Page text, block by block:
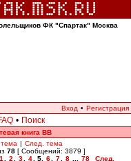
ФК "Спартак" Москва
Вход • Регистрация
• Поиск
книга ВВ
| След. тема
78 [ Сообщений: 3879 ]
1 2 3 4 5, 6 7 8 78
След.